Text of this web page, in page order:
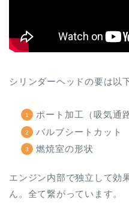
シリンダーヘッドの要は以
ポート加工（吸気通
バルブシートカット
燃焼室の形状
エンジン内部で独立して効
ん。全て繋がっています。